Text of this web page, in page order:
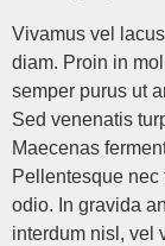
Vivamus vel
diam. Proin in
semper purus ut
Sed venenatis
Maecenas
Pellentesque nec
odio. In gravida
interdum nisl, vel